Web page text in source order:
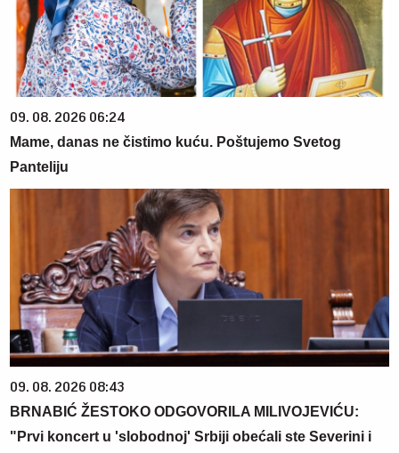
09. 08. 2026 06:24
Mame, danas ne čistimo kuću. Poštujemo Svetog
Panteliju
09. 08. 2026 08:43
BRNABIĆ ŽESTOKO ODGOVORILA MILIVOJEVIĆU:
"Prvi koncert u 'slobodnoj' Srbiji obećali ste Severini i